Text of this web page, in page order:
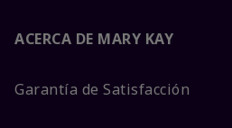
ACERCA DE MARY KAY
Garantía de Satisfacción